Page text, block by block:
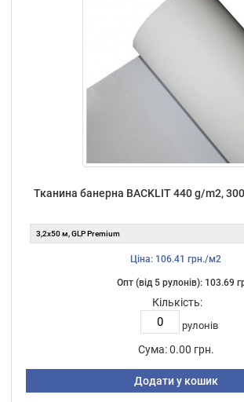
Тканина банерна BACKLIT 440 g/m2,
Ціна: 106.41 грн./м2
Опт (від 5 рулонів): 103.69
Кількість:
рулонів
Сума: 0.00 грн.
Додати у кошик